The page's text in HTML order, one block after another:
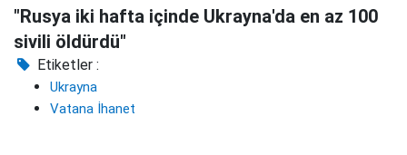
"Rusya iki hafta içinde Ukrayna'da en az 100
sivili öldürdü"
Etiketler :
Ukrayna
Vatana İhanet